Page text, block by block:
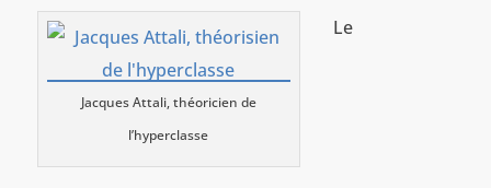
Jacques Attali, théoricien de
l’hyperclasse
Le